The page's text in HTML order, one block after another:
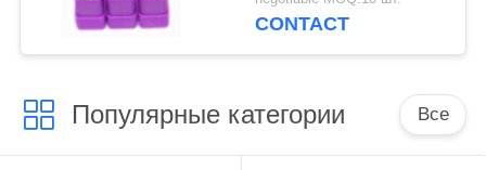
оборудуют ГУ25УФ
CONTACT
Популярные категории Все